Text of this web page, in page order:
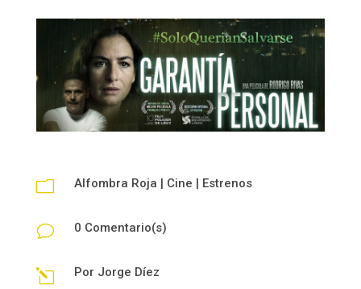
m Alfombra Roja | Cine | Estrenos
v 0 Comentario(s)
l Por Jorge Díez